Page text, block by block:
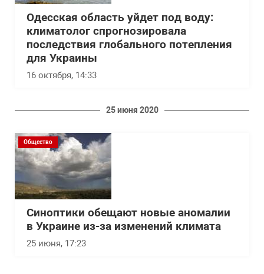
Одесская область уйдет под воду:
климатолог спрогнозировала
последствия глобального потепления
для Украины
16 октября, 14:33
25 июня 2020
Общество
Синоптики обещают новые аномалии
в Украине из-за изменений климата
25 июня, 17:23